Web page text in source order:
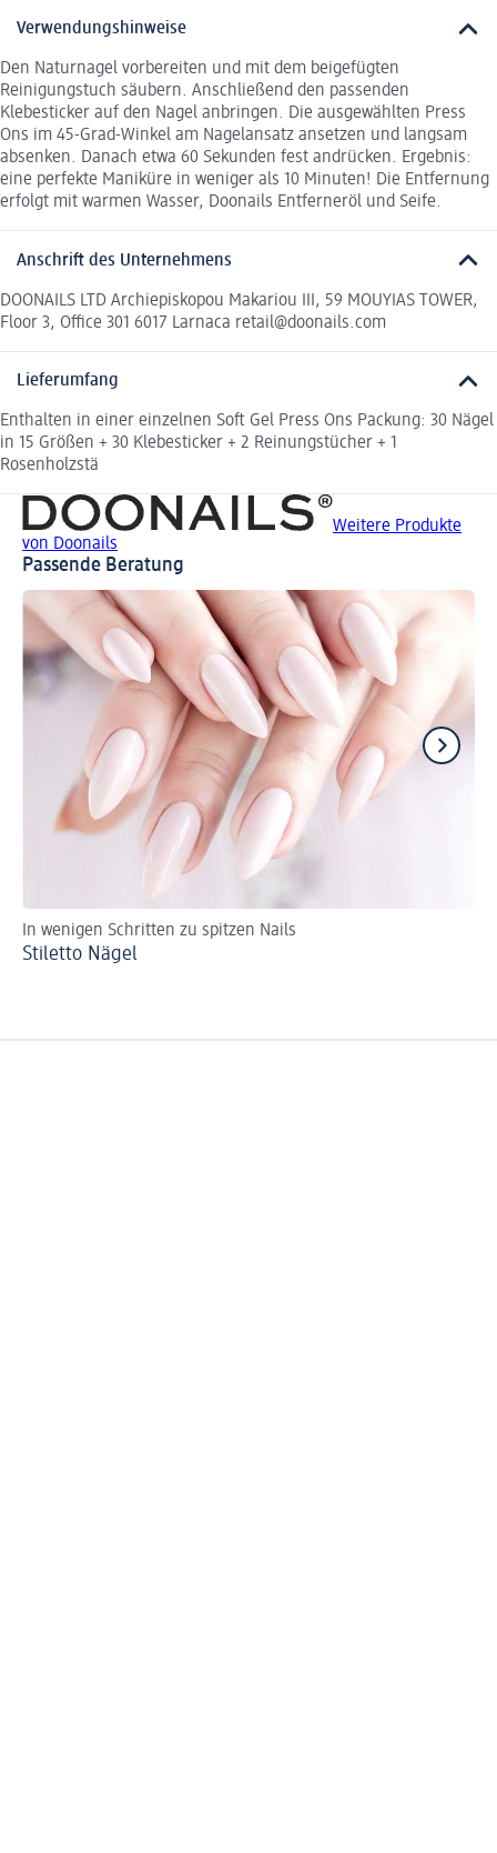
Verwendungshinweise
Den Naturnagel vorbereiten und mit dem beigefügten
Reinigungstuch säubern. Anschließend den passenden
Klebesticker auf den Nagel anbringen. Die ausgewählten Press
Ons im 45-Grad-Winkel am Nagelansatz ansetzen und langsam
absenken. Danach etwa 60 Sekunden fest andrücken. Ergebnis:
eine perfekte Maniküre in weniger als 10 Minuten! Die Entfernung
erfolgt mit warmen Wasser, Doonails Entferneröl und Seife.
Anschrift des Unternehmens
DOONAILS LTD Archiepiskopou Makariou III, 59 MOUYIAS TOWER,
Floor 3, Office 301 6017 Larnaca retail@doonails.com
Lieferumfang
Enthalten in einer einzelnen Soft Gel Press Ons Packung: 30 Nägel
in 15 Größen + 30 Klebesticker + 2 Reinungstücher + 1
Rosenholzstä
Weitere Produkte
von Doonails
Passende Beratung
In wenigen Schritten zu spitzen Nails
Stiletto Nägel